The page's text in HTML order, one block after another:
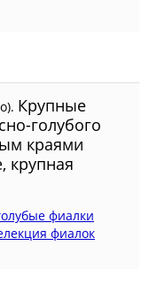
Крупные
голубого
краями
крупная
фиалки
фиалок